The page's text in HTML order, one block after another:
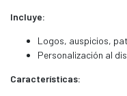
Incluye:
Logos, auspicios,
Personalización al
Características: